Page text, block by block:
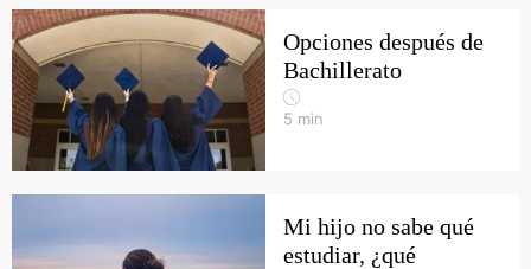
Opciones después de
Bachillerato
5 min
Mi hijo no sabe qué
estudiar, ¿qué